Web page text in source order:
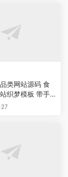
类网站源码 食
织梦模板 带手